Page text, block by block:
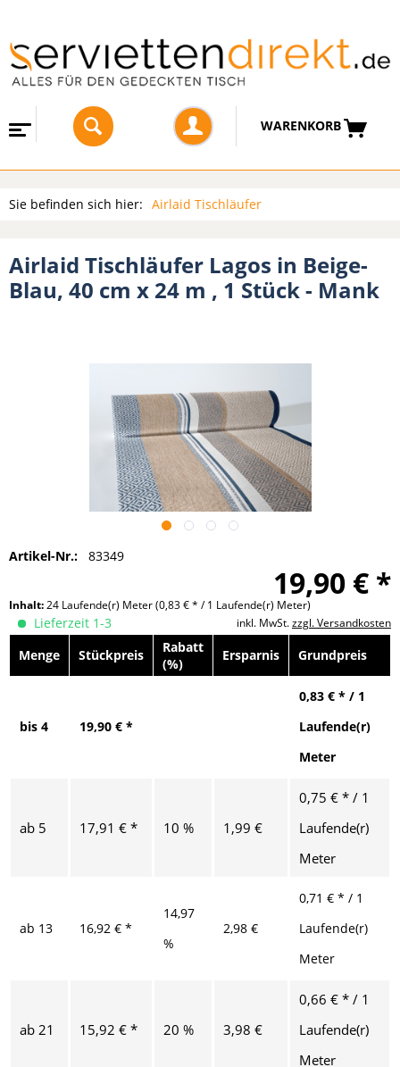
WARENKORB
Sie befinden sich hier: Airlaid Tischläufer
Airlaid Tischläufer Lagos in Beige-
Blau, 40 cm x 24 m , 1 Stück - Mank
Artikel-Nr.: 83349
19,90 € *
Inhalt:24 Laufende(r) Meter(0,83 € * / 1 Laufende(r) Meter)
inkl. MwSt.zzgl. Versandkosten
Lieferzeit 1-3
Menge
Stückpreis
Rabatt
(%)
Ersparnis Grundpreis
bis 4 19,90 € *
0,83 € * / 1
Laufende(r)
Meter
ab 5 17,91 € * 10 % 1,99 €
0,75 € * / 1
Laufende(r)
Meter
ab 13 16,92 € *
14,97
%
2,98 €
0,71 € * / 1
Laufende(r)
Meter
ab 21 15,92 € * 20 % 3,98 €
0,66 € * / 1
Laufende(r)
Meter